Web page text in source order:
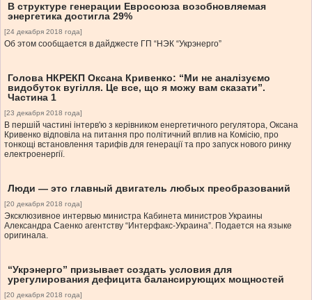
В структуре генерации Евросоюза возобновляемая
энергетика достигла 29%
[24 декабря 2018 года]
Об этом сообщается в дайджесте ГП “НЭК “Укрэнерго”
Голова НКРЕКП Оксана Кривенко: “Ми не аналізуємо
видобуток вугілля. Це все, що я можу вам сказати”.
Частина 1
[23 декабря 2018 года]
В першій частині інтерв'ю з керівником енергетичного регулятора, Оксана
Кривенко відповіла на питання про політичний вплив на Комісію, про
тонкощі встановлення тарифів для генерації та про запуск нового ринку
електроенергії.
Люди — это главный двигатель любых преобразований
[20 декабря 2018 года]
Эксклюзивное интервью министра Кабинета министров Украины
Александра Саенко агентству “Интерфакс-Украина”. Подается на языке
оригинала.
“Укрэнерго” призывает создать условия для
урегулирования дефицита балансирующих мощностей
[20 декабря 2018 года]